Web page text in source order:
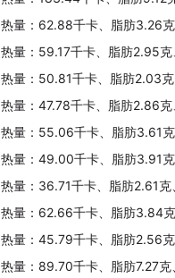
热量：62.88千卡、脂肪3.26
热量：59.17千卡、脂肪2.95
热量：50.81千卡、脂肪2.03
热量：47.78千卡、脂肪2.86
热量：55.06千卡、脂肪3.61
热量：49.00千卡、脂肪3.91
热量：36.71千卡、脂肪2.61
热量：62.66千卡、脂肪3.84
热量：45.79千卡、脂肪2.56
热量：89.70千卡、脂肪7.27